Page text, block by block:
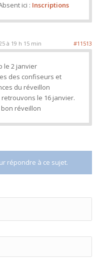
ici : Inscriptions
à 19 h 15 min #11513
le 2 janvier
des confiseurs et
du réveillon
le 16 janvier.
réveillon
répondre à ce sujet.